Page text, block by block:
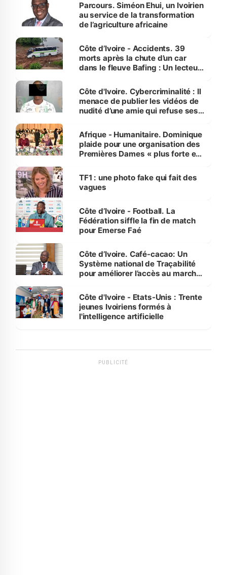
Parcours. Siméon Ehui, un Ivoirien
au service de la transformation
de l’agriculture africaine
Côte d’Ivoire - Accidents. 39
morts après la chute d’un car
dans le fleuve Bafing : Un lecteur
des Transports
Côte d'Ivoire. Cybercriminalité : Il
menace de publier les vidéos de
nudité d’une amie qui refuse ses
Afrique - Humanitaire. Dominique
plaide pour une organisation des
Premières Dames « plus forte et
sur la scène internationale »
TF1 : une photo fake qui fait des
vagues
Côte d’Ivoire - Football. La
Fédération siffle la fin de match
pour Emerse Faé
Côte d’Ivoire. Café-cacao: Un
Système national de Traçabilité
pour améliorer l’accès au marché
Côte d'Ivoire - Etats-Unis : Trente
jeunes Ivoiriens formés à
l'intelligence artificielle
PUBLICITÉ